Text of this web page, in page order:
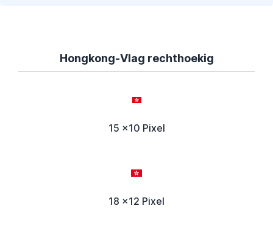
Hongkong-Vlag rechthoekig
15 x10 Pixel
18 x12 Pixel